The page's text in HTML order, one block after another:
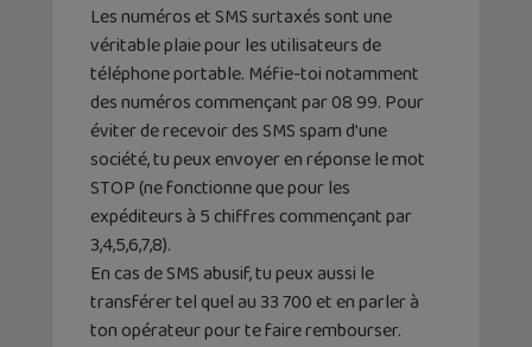
Les numéros et SMS surtaxés sont une
véritable plaie pour les utilisateurs de
téléphone portable. Méfie-toi notamment
des numéros commençant par 08 99. Pour
éviter de recevoir des SMS spam d’une
société, tu peux envoyer en réponse le mot
STOP (ne fonctionne que pour les
expéditeurs à 5 chiffres commençant par
3,4,5,6,7,8).
En cas de SMS abusif, tu peux aussi le
transférer tel quel au 33 700 et en parler à
ton opérateur pour te faire rembourser.